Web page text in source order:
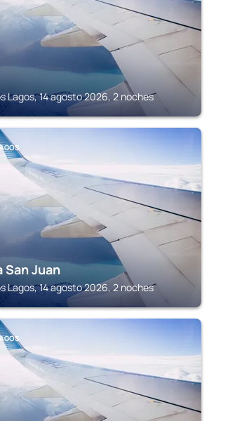
Lagos, 14 agosto 2026, 2 noches
San Juan
Lagos, 14 agosto 2026, 2 noches